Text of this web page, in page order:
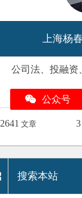
上海杨
公司法、投融资
公众号
2641 文章 3
搜索本站